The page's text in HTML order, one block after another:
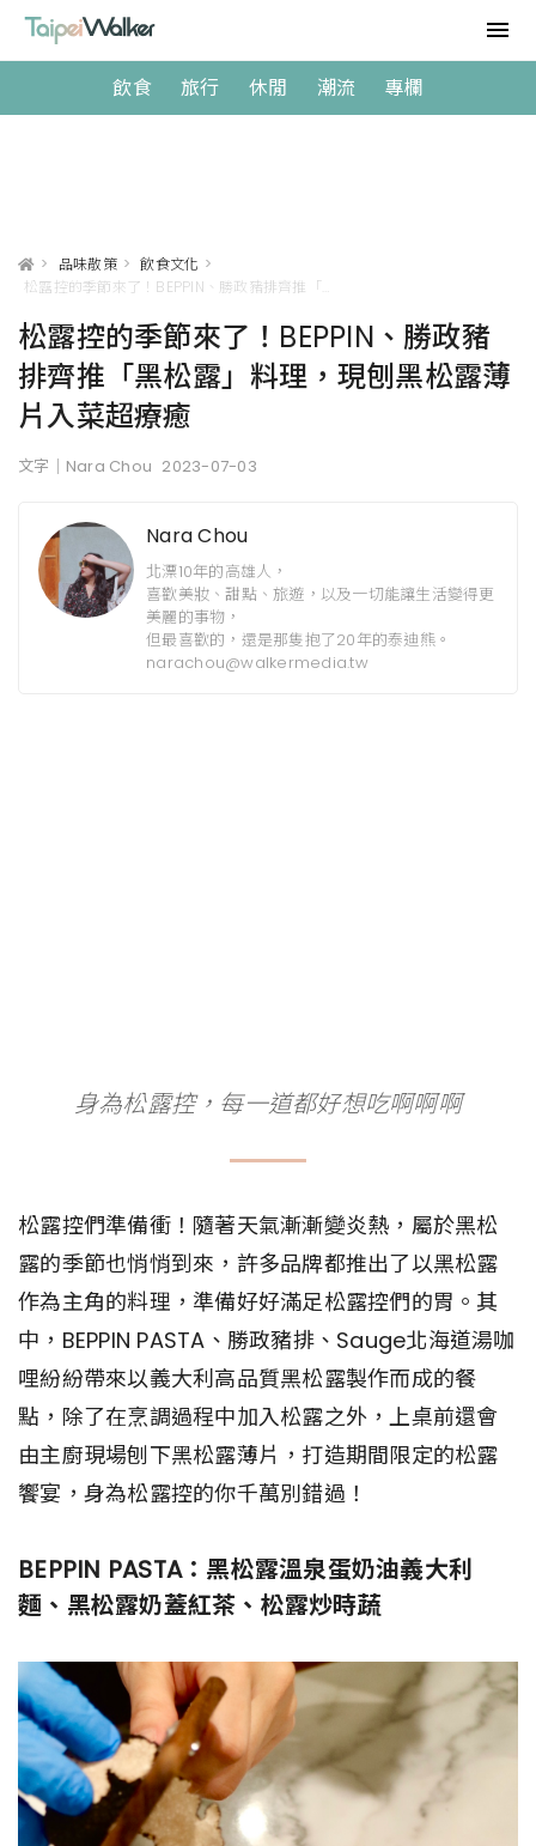
飲食 旅行 休閒 潮流 專欄
> 品味散策 > 飲食文化 >
松露控的季節來了！BEPPIN、勝政豬
排齊推「黑松露」料理，現刨黑松露薄
片入菜超療癒
文字｜Nara Chou 2023-07-03
Nara Chou
北漂10年的高雄人，
喜歡美妝、甜點、旅遊，以及一切能讓生活變得更
美麗的事物，
但最喜歡的，還是那隻抱了20年的泰迪熊。
narachou@walkermedia.tw
身為松露控，每一道都好想吃啊啊啊
松露控們準備衝！隨著天氣漸漸變炎熱，屬於黑松
露的季節也悄悄到來，許多品牌都推出了以黑松露
作為主角的料理，準備好好滿足松露控們的胃。其
中，BEPPIN PASTA、勝政豬排、Sauge北海道湯咖
哩紛紛帶來以義大利高品質黑松露製作而成的餐
點，除了在烹調過程中加入松露之外，上桌前還會
由主廚現場刨下黑松露薄片，打造期間限定的松露
饗宴，身為松露控的你千萬別錯過！
BEPPIN PASTA：黑松露溫泉蛋奶油義大利
麵、黑松露奶蓋紅茶、松露炒時蔬